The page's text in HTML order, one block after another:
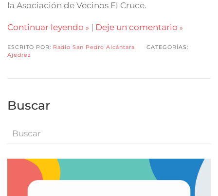
la Asociación de Vecinos El Cruce.
Continuar leyendo | Deje un comentario
ESCRITO POR: Radio San Pedro Alcántara
CATEGORÍAS:
Ajedrez
Buscar